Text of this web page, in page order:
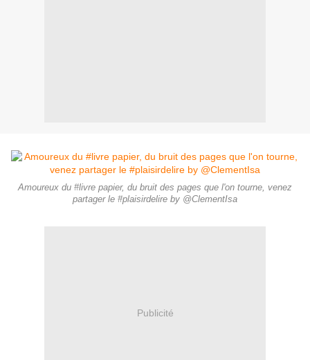
Amoureux du #livre papier, du bruit des pages que l'on tourne, venez
partager le #plaisirdelire by @ClementIsa
Publicité